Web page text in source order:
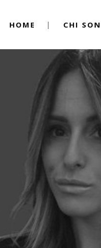
HOME CHI